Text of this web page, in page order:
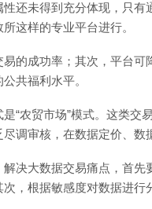
还未得到充分体现，只有
这样的专业平台进行。
的成功率；其次，平台可
共福利水平。
“农贸市场”模式。这类交
调审核，在数据定价、数
决大数据交易痛点，首
，根据敏感度对数据进